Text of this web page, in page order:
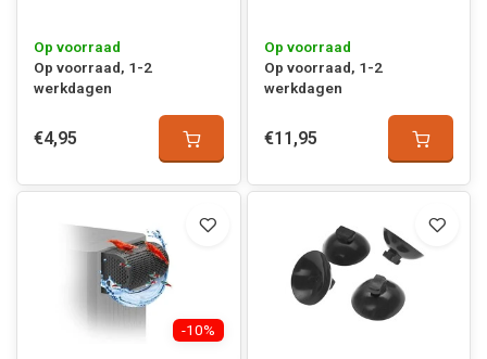
Op voorraad
Op voorraad, 1-2
werkdagen
€4,95
Op voorraad
Op voorraad, 1-2
werkdagen
€11,95
-10%